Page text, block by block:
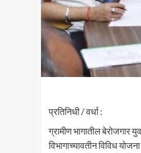
प्रतिनिधी / वर्धा :
ग्रामीण भागातील
विभागाच्यावतीन विविध